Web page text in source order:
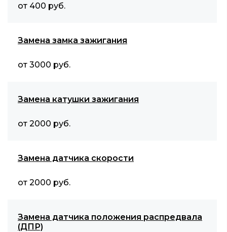
от 400 руб.
Замена замка зажигания
от 3000 руб.
Замена катушки зажигания
от 2000 руб.
Замена датчика скорости
от 2000 руб.
Замена датчика положения распредвала
(ДПР)